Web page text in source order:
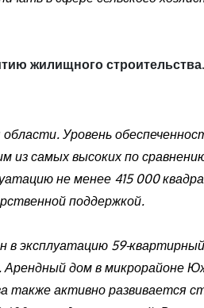
жилищного
Уровень
из самых высоких по
не менее 415 000
поддержкой.
в эксплуатацию 59-
дом в микрорайоне
также активно развивается